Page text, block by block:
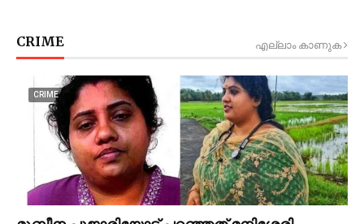
CRIME എല്ലാം കാണുക
CRIME